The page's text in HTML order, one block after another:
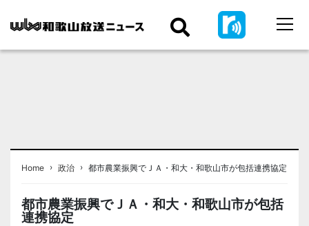
Home › 政治 › 都市農業振興でＪＡ・和大・和歌山市が包括連携協定
都市農業振興でＪＡ・和大・和歌山市が包括
連携協定